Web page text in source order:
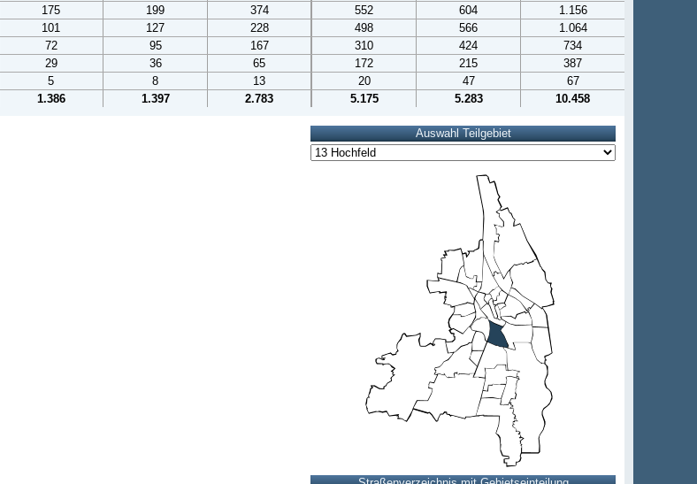
175 199 374 552 604
1.156
101 127 228 498 566
1.064
72 95 167 310 424
734
29 36 65 172 215
387
5 8 13 20 47
67
1.386 1.397 2.783 5.175 5.283 10.458